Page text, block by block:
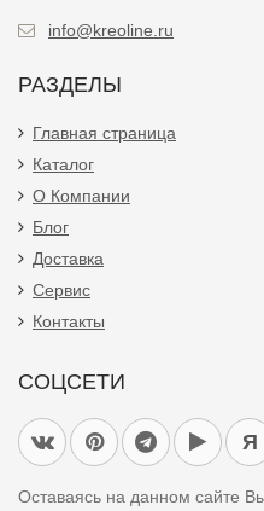
info@kreoline.ru
РАЗДЕЛЫ
Главная страница
Каталог
О Компании
Блог
Доставка
Сервис
Контакты
СОЦСЕТИ
Я
Оставаясь на данном сайте